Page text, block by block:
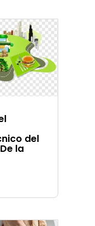
del
la